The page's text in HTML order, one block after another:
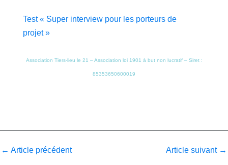
Test « Super interview pour les porteurs de
projet »
Association Tiers-lieu le 21 – Association loi 1901 à but non lucratif – Siret :
85353650600019
← Article précédent Article suivant →